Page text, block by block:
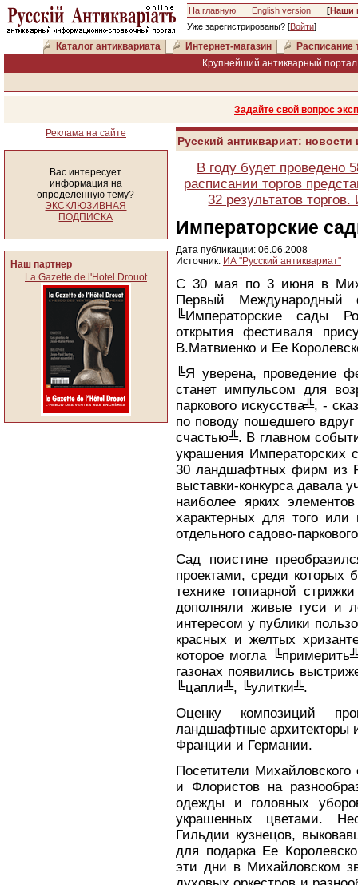
На главную English version [Наши
Уже зарегистрированы? [Войти]
Каталог антиквариата Интернет-магазин
Расписание
Крупнейший антикварный
Задайте свой вопрос
Реклама на сайте
Вас интересует
информация на
определенную тему?
ЭКСКЛЮЗИВНАЯ
ПОДПИСКА
Наш партнер
La Gazette de l'Hotel Drouot
Русский антиквариат:
В году будет проведено
расписании торгов
32 результатов
Императорские
Дата публикации: 06.06.2008
Источник: ИА "Русский антиквариат"
С 30 мая по 3 июня в
Первый Международный
╚Императорские сады
открытия фестиваля
В.Матвиенко и Ее
╚Я уверена, проведение
станет импульсом для
паркового искусства╩, -
по поводу пошедшего
счастью╩. В главном
украшения Императорских
30 ландшафтных фирм из
выставки-конкурса давала
наиболее ярких
характерных для того или
отдельного садово-
Сад поистине
проектами, среди
технике топиарной
дополняли живые гуси и
интересом у публики
красных и желтых
которое могла
газонах появились
╚цапли╩, ╚улитки╩.
Оценку композиций
ландшафтные
Франции и Германии.
Посетители
и Флористов на
одежды и головных
украшенных цветами.
Гильдии кузнецов,
для подарка Ее
эти дни в Михайловском